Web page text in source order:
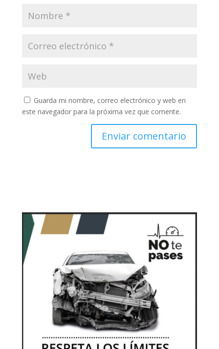
Guarda mi nombre, correo electrónico y web en
este navegador para la próxima vez que comente.